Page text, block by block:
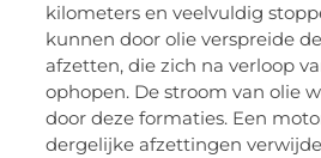
kilometers en veelvuldig
kunnen door olie verspreide
afzetten, die zich na verloop
ophopen. De stroom van olie
door deze formaties. Een
dergelijke afzettingen